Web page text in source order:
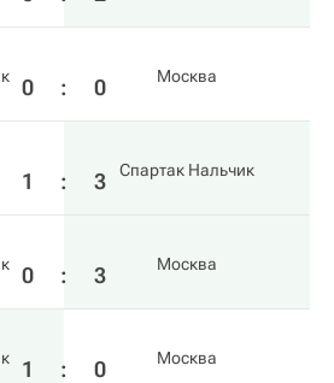
0 : 0 Москва
1 : 3 Спартак Нальчик
0 : 3 Москва
1 : 0 Москва